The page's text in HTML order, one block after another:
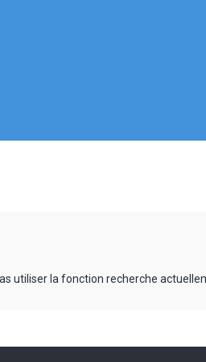
utiliser la fonction recherche